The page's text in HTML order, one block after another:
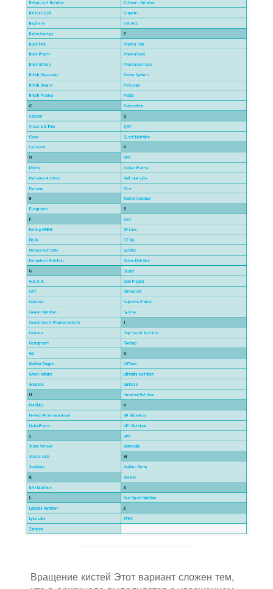
Вращение кистей Этот вариант сложен тем,